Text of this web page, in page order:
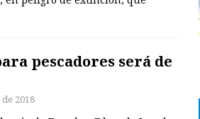
pescadores será de
2018